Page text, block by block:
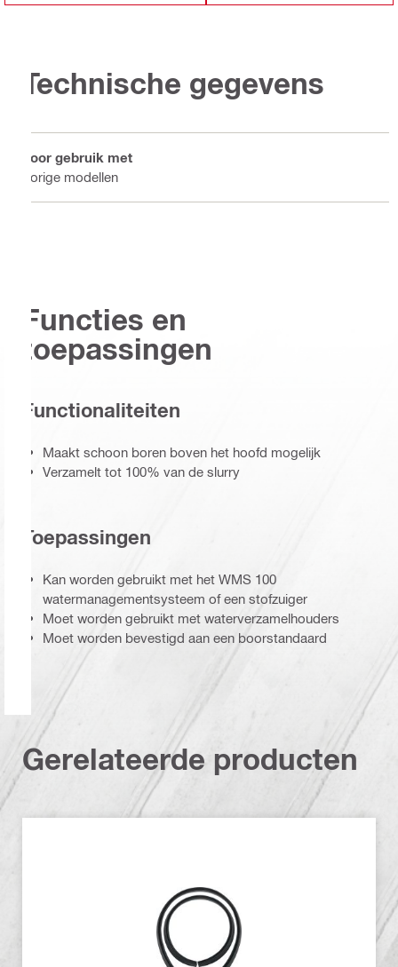
Technische gegevens
Voor gebruik met
Vorige modellen
Functies en
toepassingen
Functionaliteiten
Maakt schoon boren boven het hoofd mogelijk
Verzamelt tot 100% van de slurry
Toepassingen
Kan worden gebruikt met het WMS 100
watermanagementsysteem of een stofzuiger
Moet worden gebruikt met waterverzamelhouders
Moet worden bevestigd aan een boorstandaard
Gerelateerde producten